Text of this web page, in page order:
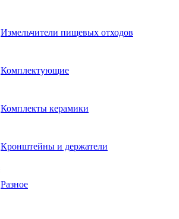
Измельчители пищевых отходов
Комплектующие
Комплекты керамики
Кронштейны и держатели
Разное